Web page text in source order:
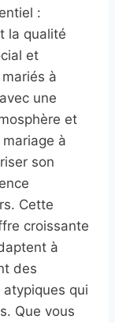
:
la qualité
et
à
une
et
à
son
Cette
croissante
à
des
qui
Que vous